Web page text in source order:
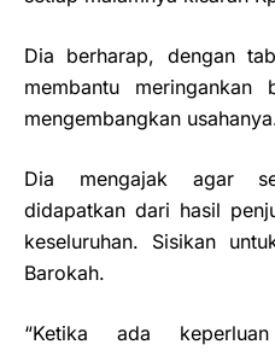
Dia berharap, dengan
membantu meringankan
mengembangkan
Dia mengajak agar
didapatkan dari hasil
keseluruhan. Sisikan
Barokah.
“Ketika ada